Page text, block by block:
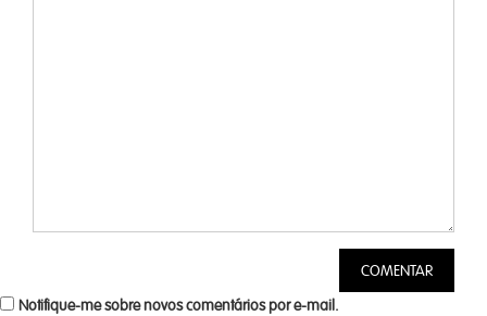
Notifique-me sobre novos comentários por e-mail.